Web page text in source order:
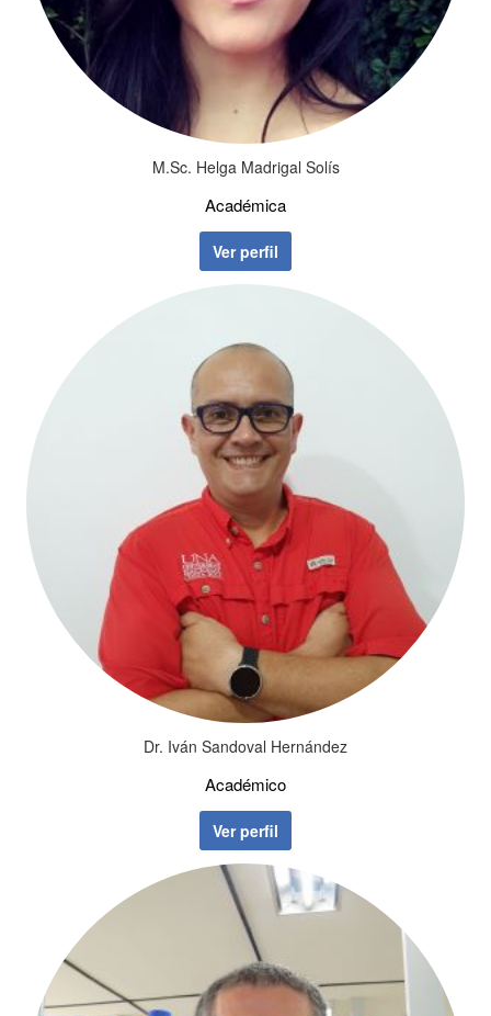
M.Sc. Helga Madrigal Solís
Académica
Ver perfil
Dr. Iván Sandoval Hernández
Académico
Ver perfil